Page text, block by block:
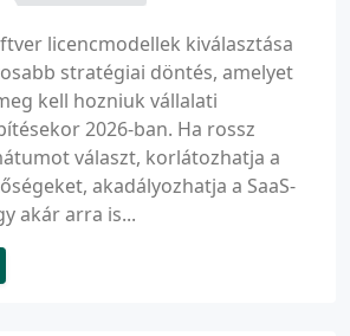
licencmodellek kiválasztása
stratégiai döntés, amelyet
kell hozniuk vállalati
2026-ban. Ha rossz
választ, korlátozhatja a
akadályozhatja a SaaS-
akár arra is...